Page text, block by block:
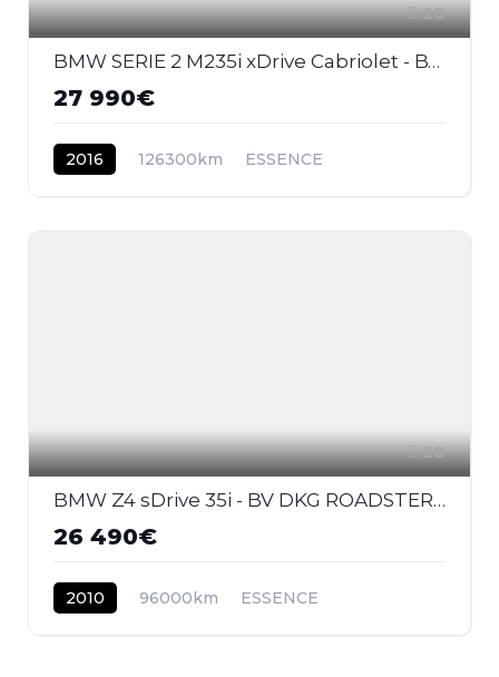
28
BMW SERIE 2 M235i xDrive Cabriolet - BVA Sport CABRIOLET F23 M Performance PHASE 1
27 990€
2016 126300km ESSENCE
28
BMW Z4 sDrive 35i - BV DKG ROADSTER E89 Sport Design PHASE 1
26 490€
2010 96000km ESSENCE